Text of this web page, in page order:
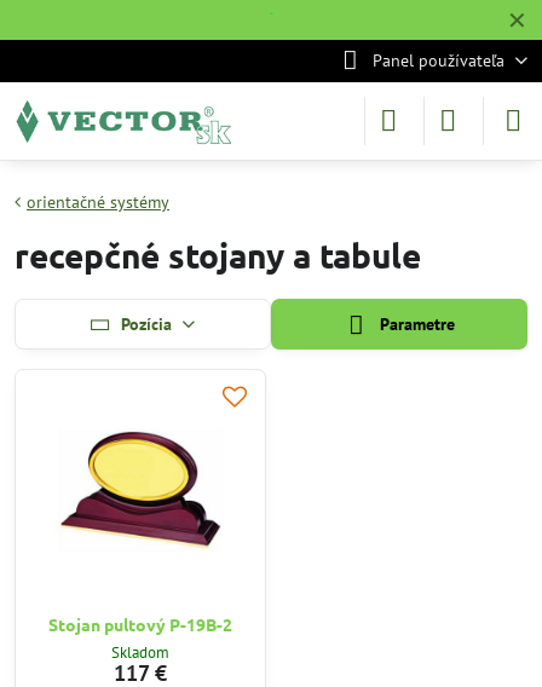
✕
˙
Panel používateľa
orientačné systémy
recepčné stojany a tabule
Pozícia Parametre
Stojan pultový P-19B-2
Skladom
117 €